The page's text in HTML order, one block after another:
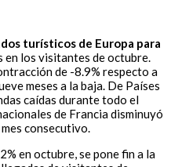
turísticos de Europa para
los visitantes de octubre.
de -8.9% respecto a
meses a la baja. De Países
caídas durante todo el
de Francia disminuyó
consecutivo.
en octubre, se pone fin a la